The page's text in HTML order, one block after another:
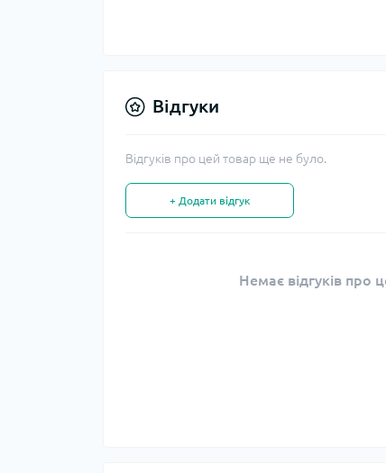
Відгуки
Відгуків про цей товар ще не було.
+ Додати відгук
Немає відгуків про